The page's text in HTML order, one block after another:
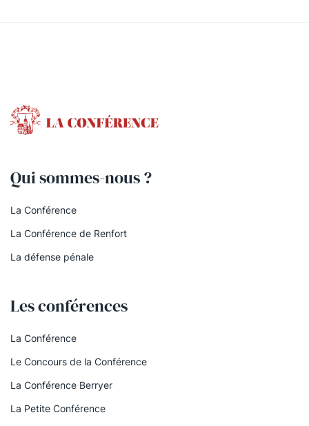
Qui sommes-nous ?
La Conférence
La Conférence de Renfort
La défense pénale
Les conférences
La Conférence
Le Concours de la Conférence
La Conférence Berryer
La Petite Conférence